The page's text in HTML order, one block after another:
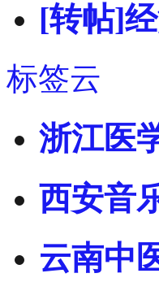
[转帖]
标签云
浙江医
西安音
云南中